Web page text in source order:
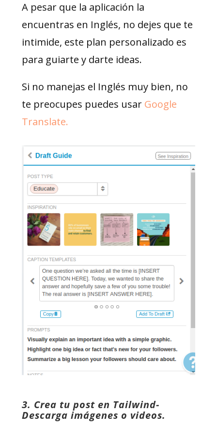
A pesar que la aplicación la
encuentras en Inglés, no dejes que te
intimide, este plan personalizado es
para guiarte y darte ideas.
Si no manejas el Inglés muy bien, no
te preocupes puedes usar Google
Translate.
3. Crea tu post en Tailwind-
Descarga imágenes o videos.